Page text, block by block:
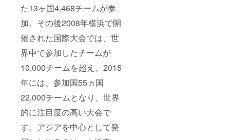
た13ヶ国4,468チームが参
加。その後2008年横浜で開
催された国際大会では、世
界中で参加したチームが
10,000チームを超え、2015
年には、参加国55ヵ国
22,000チームとなり、世界
的に注目度の高い大会で
す。アジアを中心として発